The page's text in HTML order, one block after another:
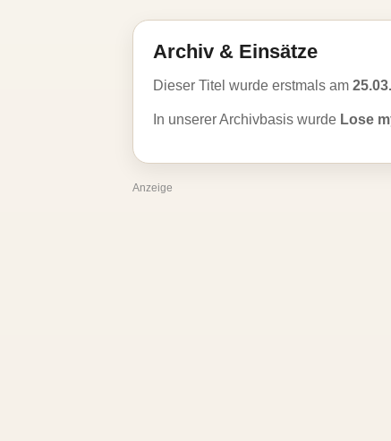
Archiv & Einsätze
Dieser Titel wurde erstmals am
In unserer Archivbasis wurde Lose
Anzeige